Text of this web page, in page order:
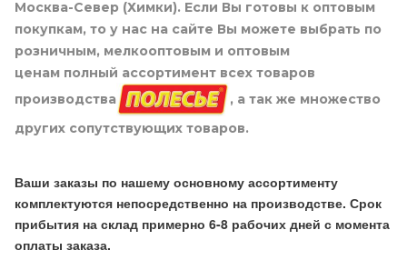
Москва-Север (Химки). Если Вы готовы к оптовым
покупкам, то у нас на сайте Вы можете выбрать по
розничным, мелкооптовым и оптовым
ценам полный ассортимент всех товаров
производства
, а так же множество
других сопутствующих товаров.
Ваши заказы по нашему основному ассортименту
комплектуются непосредственно на производстве. Срок
прибытия на склад примерно 6-8 рабочих дней с момента
оплаты заказа.